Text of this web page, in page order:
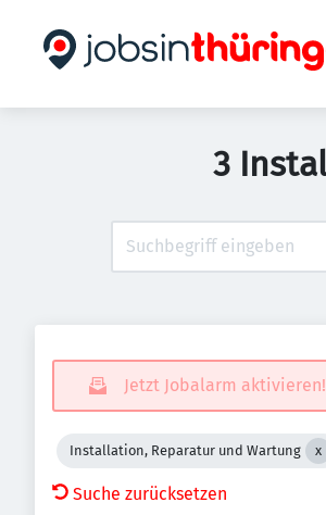
3
Jetzt Jobalarm aktivieren!
Installation, Reparatur und Wartung
Suche zurücksetzen